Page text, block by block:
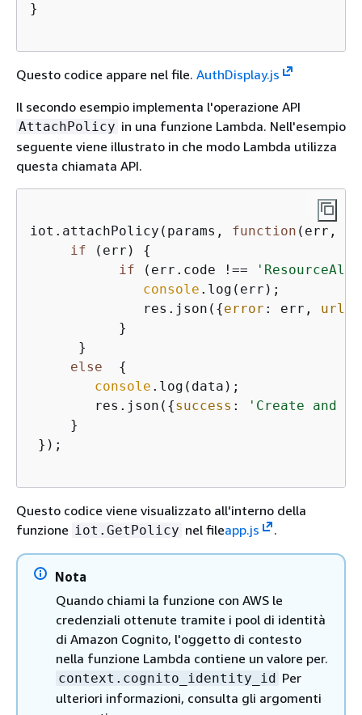
}
Questo codice appare nel file. AuthDisplay.js
Il secondo esempio implementa l'operazione API
AttachPolicy in una funzione Lambda. Nell'esempio
seguente viene illustrato in che modo Lambda utilizza
questa chiamata API.
iot.attachPolicy(params, function ( err,
if (err) {
if (err.code !==
console .log(err);
              res.json(
{error : err, url
           }
      }
else
{
console .log(data);
        res.json(
{success :
'Create and
     }
});
Questo codice viene visualizzato all'interno della
funzione iot.GetPolicy nel fileapp.js .
Nota
Quando chiami la funzione con AWS le
credenziali ottenute tramite i pool di identità
di Amazon Cognito, l'oggetto di contesto
nella funzione Lambda contiene un valore per.
context.cognito_identity_id Per
ulteriori informazioni, consulta gli argomenti